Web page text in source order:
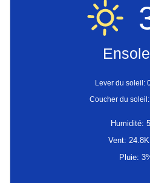
Lever du soleil:
Coucher du
Humidité:
Vent:
Pluie: